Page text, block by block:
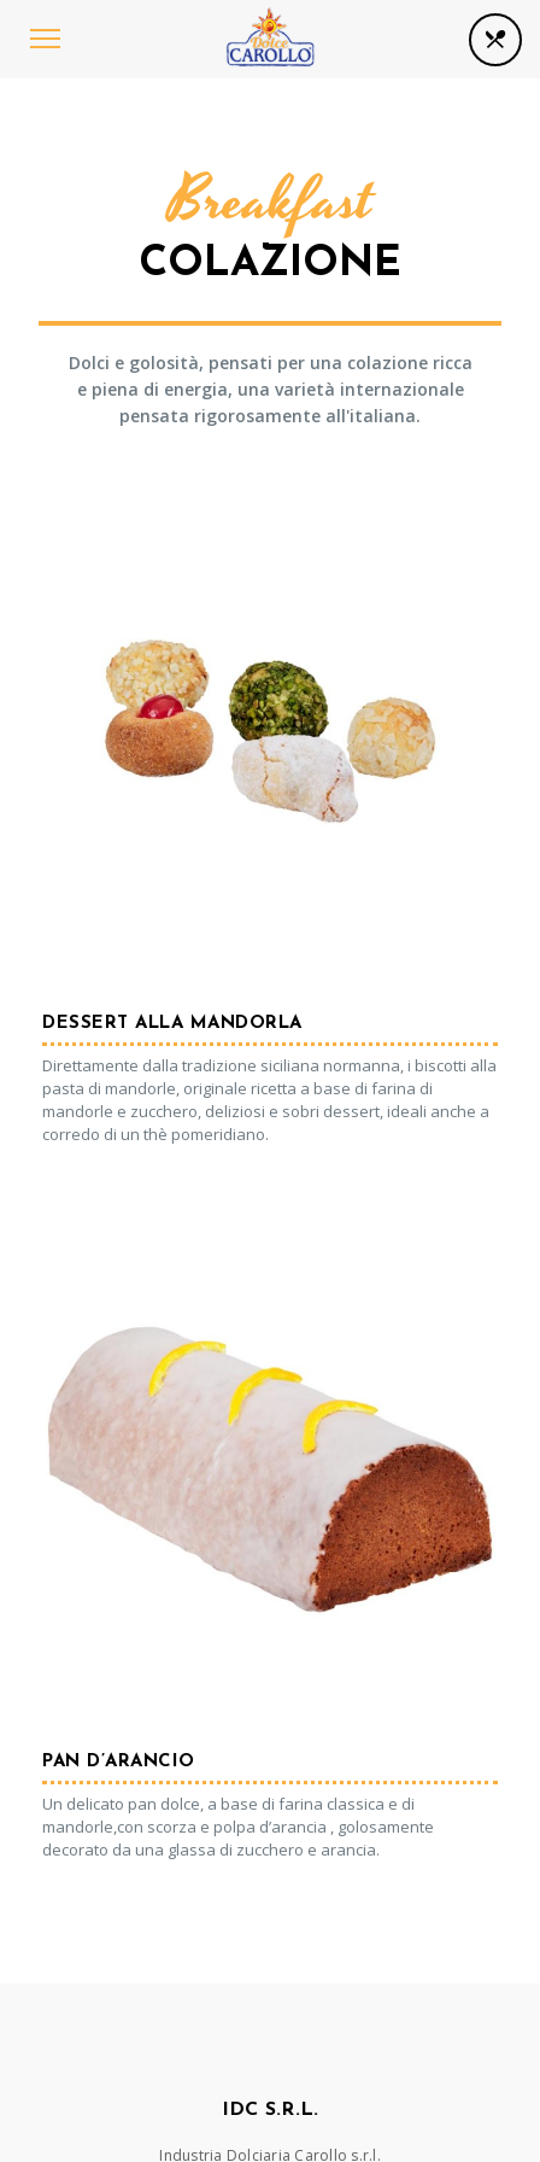
Breakfast
COLAZIONE
Dolci e golosità, pensati per una colazione ricca
e piena di energia, una varietà internazionale
pensata rigorosamente all'italiana.
DESSERT ALLA MANDORLA
Direttamente dalla tradizione siciliana normanna, i biscotti alla
pasta di mandorle, originale ricetta a base di farina di
mandorle e zucchero, deliziosi e sobri dessert, ideali anche a
corredo di un thè pomeridiano.
PAN D’ARANCIO
Un delicato pan dolce, a base di farina classica e di
mandorle,con scorza e polpa d’arancia , golosamente
decorato da una glassa di zucchero e arancia.
IDC S.R.L.
Industria Dolciaria Carollo s.r.l.